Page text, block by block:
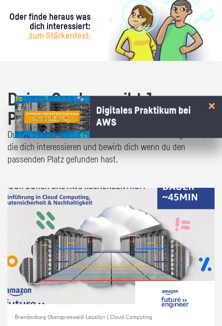
Oder finde heraus was
dich interessiert:
zum Stärkentest.
Deine Suche ergibt 1
Praktikumsangebot!
Du bist fast da! Klick dich durch die Praktikumsangebote,
die dich interessieren und bewirb dich wenn du den
passenden Platz gefunden hast.
Brandenburg Oberspreewald-Lausitz+ | Cloud-Computing
Digitales Praktikum bei
AWS